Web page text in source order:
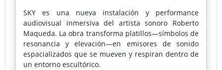
SKY es una nueva instalación y performance
audiovisual inmersiva del artista sonoro Roberto
Maqueda. La obra transforma platillos—símbolos de
resonancia y elevación—en emisores de sonido
espacializados que se mueven y respiran dentro de
un entorno escultórico.